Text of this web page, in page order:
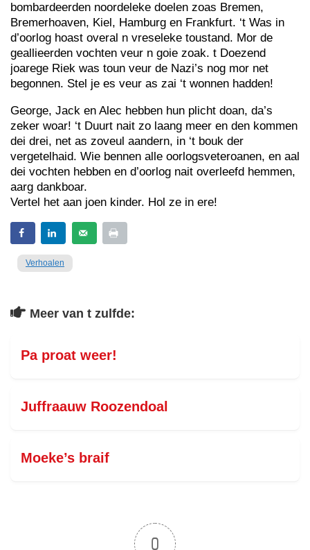
bombardeerden noordeleke doelen zoas Bremen,
Bremerhoaven, Kiel, Hamburg en Frankfurt. ‘t Was in
d’oorlog hoast overal n vreseleke toustand. Mor de
geallieerden vochten veur n goie zoak. t Doezend
joarege Riek was toun veur de Nazi’s nog mor net
begonnen. Stel je es veur as zai ‘t wonnen hadden!
George, Jack en Alec hebben hun plicht doan, da’s
zeker woar! ‘t Duurt nait zo laang meer en den kommen
dei drei, net as zoveul aandern, in ‘t bouk der
vergetelhaid. Wie bennen alle oorlogsveteroanen, en aal
dei vochten hebben en d’oorlog nait overleefd hemmen,
aarg dankboar.
Vertel het aan joen kinder. Hol ze in ere!
Verhoalen
Meer van t zulfde:
Pa proat weer!
Juffraauw Roozendoal
Moeke’s braif
0